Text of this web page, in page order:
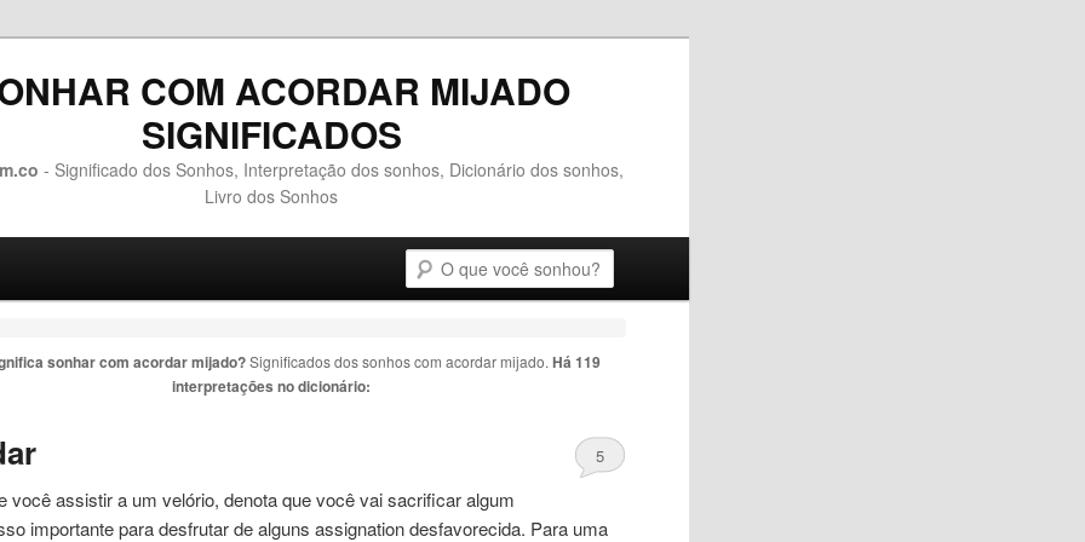
COM ACORDAR MIJADO
SIGNIFICADOS
- Significado dos Sonhos, Interpretação dos sonhos, Dicionário dos sonhos,
Livro dos Sonhos
principal
conteúdo secundário
sonhar com acordar mijado?Significados dos sonhos com acordar mijado.Há 119
interpretações no dicionário:
5
você assistir a um velório, denota que você vai sacrificar algum
importante para desfrutar de alguns assignation desfavorecida. Para uma